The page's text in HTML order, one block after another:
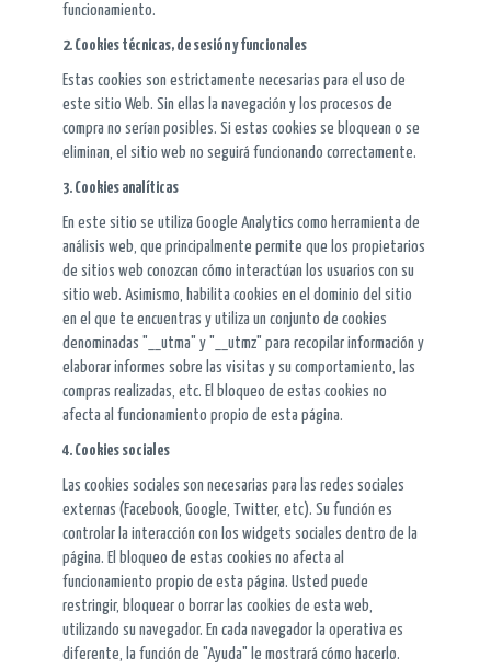
funcionamiento.
2. Cookies técnicas, de sesión y funcionales
Estas cookies son estrictamente necesarias para el uso de
este sitio Web. Sin ellas la navegación y los procesos de
compra no serían posibles. Si estas cookies se bloquean o se
eliminan, el sitio web no seguirá funcionando correctamente.
3. Cookies analíticas
En este sitio se utiliza Google Analytics como herramienta de
análisis web, que principalmente permite que los propietarios
de sitios web conozcan cómo interactúan los usuarios con su
sitio web. Asimismo, habilita cookies en el dominio del sitio
en el que te encuentras y utiliza un conjunto de cookies
denominadas "__utma" y "__utmz" para recopilar información y
elaborar informes sobre las visitas y su comportamiento, las
compras realizadas, etc. El bloqueo de estas cookies no
afecta al funcionamiento propio de esta página.
4. Cookies sociales
Las cookies sociales son necesarias para las redes sociales
externas (Facebook, Google, Twitter, etc). Su función es
controlar la interacción con los widgets sociales dentro de la
página. El bloqueo de estas cookies no afecta al
funcionamiento propio de esta página. Usted puede
restringir, bloquear o borrar las cookies de esta web,
utilizando su navegador. En cada navegador la operativa es
diferente, la función de "Ayuda" le mostrará cómo hacerlo.